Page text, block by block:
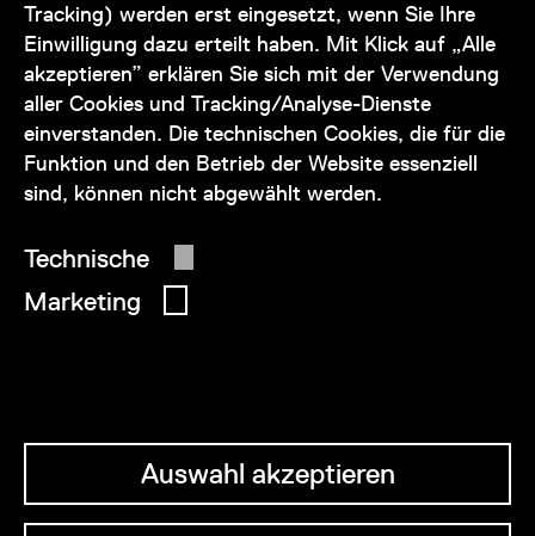
Tracking) werden erst eingesetzt, wenn Sie Ihre
Einwilligung dazu erteilt haben. Mit Klick auf „Alle
akzeptieren” erklären Sie sich mit der Verwendung
aller Cookies und Tracking/Analyse-Dienste
einverstanden. Die technischen Cookies, die für die
Funktion und den Betrieb der Website essenziell
sind, können nicht abgewählt werden.
Technische
Marketing
Auswahl akzeptieren
+43 1 505 87 47 85173
service@wienmuseum.at